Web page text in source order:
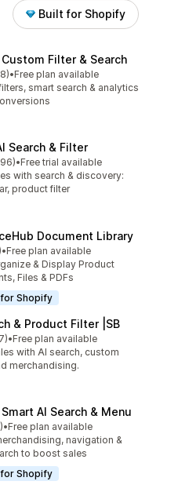
Built for Shopify
Filter & Search
üzerinden
değerlendirme
•Free plan available
smart search & analytics
Search & Filter
üzerinden
değerlendirme
•Free trial available
with search & discovery:
product filter
Document Library
üzerinden
değerlendirme
•Free plan available
& Display Product
Files & PDFs
Shopify
& Product Filter |SB
üzerinden
değerlendirme
•Free plan available
with AI search, custom
merchandising.
AI Search & Menu
üzerinden
değerlendirme
•Free plan available
navigation &
to boost sales
Shopify